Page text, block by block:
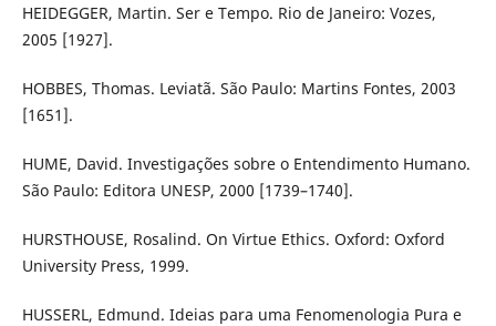
HEIDEGGER, Martin. Ser e Tempo. Rio de Janeiro: Vozes,
2005 [1927].
HOBBES, Thomas. Leviatã. São Paulo: Martins Fontes, 2003
[1651].
HUME, David. Investigações sobre o Entendimento Humano.
São Paulo: Editora UNESP, 2000 [1739–1740].
HURSTHOUSE, Rosalind. On Virtue Ethics. Oxford: Oxford
University Press, 1999.
HUSSERL, Edmund. Ideias para uma Fenomenologia Pura e